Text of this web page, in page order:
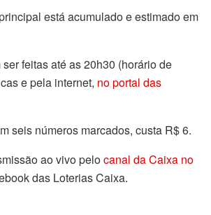
está acumulado e estimado em
feitas até as 20h30 (horário de
e pela internet, no portal das
seis números marcados, custa R$ 6.
ao vivo pelocanal da Caixa no
das Loterias Caixa.